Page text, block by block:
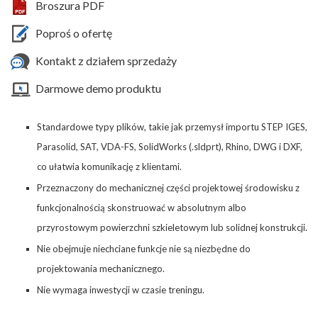
Broszura PDF
Poproś o ofertę
Kontakt z działem sprzedaży
Darmowe demo produktu
Standardowe typy plików, takie jak przemysł importu STEP IGES,
Parasolid, SAT, VDA-FS, SolidWorks (.sldprt), Rhino, DWG i DXF,
co ułatwia komunikację z klientami.
Przeznaczony do mechanicznej części projektowej środowisku z
funkcjonalnością skonstruować w absolutnym albo
przyrostowym powierzchni szkieletowym lub solidnej konstrukcji.
Nie obejmuje niechciane funkcje nie są niezbędne do
projektowania mechanicznego.
Nie wymaga inwestycji w czasie treningu.